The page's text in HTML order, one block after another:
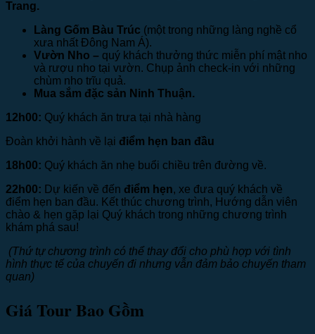
Trang.
Làng Gốm Bàu Trúc (một trong những làng nghề cổ
xưa nhất Đông Nam Á).
Vườn Nho – quý khách thưởng thức miễn phí mật nho
và rượu nho tại vườn. Chụp ảnh check-in với những
chùm nho trĩu quả.
Mua sắm đặc sản Ninh Thuận.
12h00: Quý khách ăn trưa tại nhà hàng
Đoàn khởi hành về lại điểm hẹn ban đầu
18h00: Quý khách ăn nhẹ buổi chiều trên đường về.
22h00: Dự kiến về đến điểm hẹn, xe đưa quý khách về
điểm hẹn ban đầu. Kết thúc chương trình, Hướng dẫn viên
chào & hẹn gặp lại Quý khách trong những chương trình
khám phá sau!
(Thứ tự chương trình có thể thay đổi cho phù hợp với tình
hình thực tế của chuyến đi nhưng vẫn đảm bảo chuyến tham
quan)
Giá Tour Bao Gồm